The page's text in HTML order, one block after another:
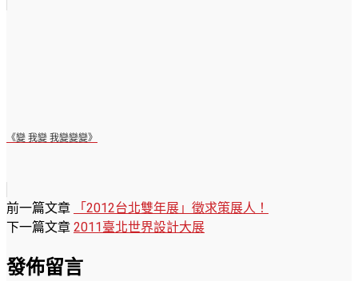
《變 我變 我變變變》
前一篇文章
「2012台北雙年展」徵求策展人！
下一篇文章 2011臺北世界設計大展
發佈留言